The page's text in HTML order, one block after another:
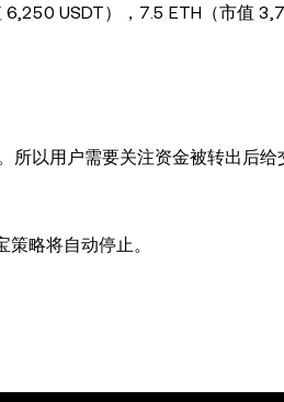
USDT），7.5 ETH（市值
所以用户需要关注资金被转出后给
略将自动停止。